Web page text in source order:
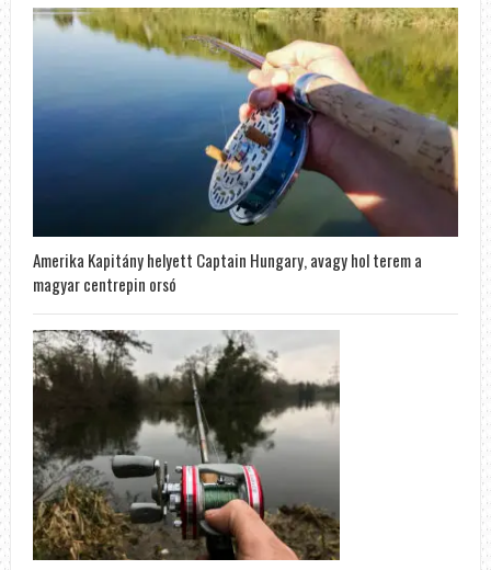
Amerika Kapitány helyett Captain Hungary, avagy hol terem a
magyar centrepin orsó